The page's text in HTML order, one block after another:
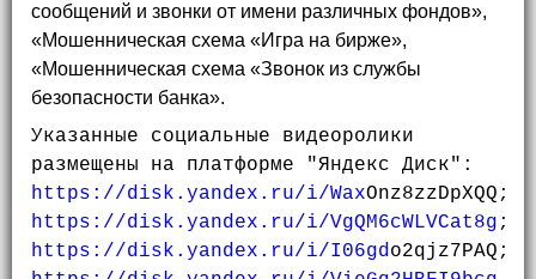
сообщений и звонки от имени различных фондов»,
«Мошенническая схема «Игра на бирже»,
«Мошенническая схема «Звонок из службы
безопасности банка».
Указанные социальные видеоролики
https://disk.yandex.ru/i/Wax
https://disk.yandex.ru/i/VgQM6cWLVCat8g
https://disk.yandex.ru/i/I06gd